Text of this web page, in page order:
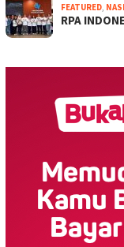
FEATURED
RPA